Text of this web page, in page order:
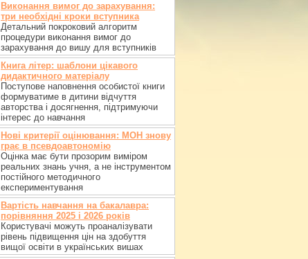
Виконання вимог до зарахування:
три необхідні кроки вступника
Детальний покроковий алгоритм
процедури виконання вимог до
зарахування до вишу для вступників
Книга літер: шаблони цікавого
дидактичного матеріалу
Поступове наповнення особистої книги
формуватиме в дитини відчуття
авторства і досягнення, підтримуючи
інтерес до навчання
Нові критерії оцінювання: МОН знову
грає в псевдоавтономію
Оцінка має бути прозорим виміром
реальних знань учня, а не інструментом
постійного методичного
експериментування
Вартість навчання на бакалавра:
порівняння 2025 і 2026 років
Користувачі можуть проаналізувати
рівень підвищення цін на здобуття
вищої освіти в українських вишах